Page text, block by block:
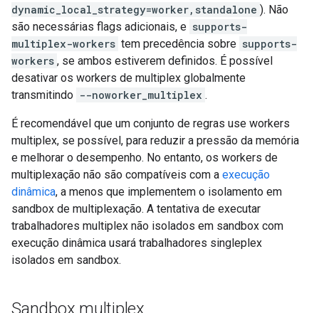
dynamic_local_strategy=worker,standalone ). Não
são necessárias flags adicionais, e supports-
multiplex-workers tem precedência sobre supports-
workers , se ambos estiverem definidos. É possível
desativar os workers de multiplex globalmente
transmitindo --noworker_multiplex .
É recomendável que um conjunto de regras use workers
multiplex, se possível, para reduzir a pressão da memória
e melhorar o desempenho. No entanto, os workers de
multiplexação não são compatíveis com a execução
dinâmica, a menos que implementem o isolamento em
sandbox de multiplexação. A tentativa de executar
trabalhadores multiplex não isolados em sandbox com
execução dinâmica usará trabalhadores singleplex
isolados em sandbox.
Sandbox multiplex